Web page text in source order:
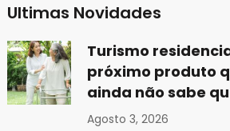
Ultimas Novidades
Turismo
próximo produto
ainda não sabe
Agosto 3, 2026